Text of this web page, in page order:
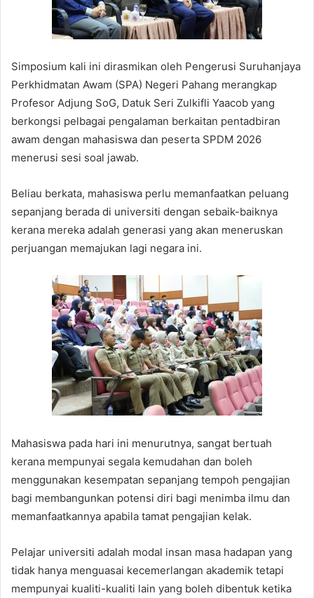
Simposium kali ini dirasmikan oleh Pengerusi Suruhanjaya
Perkhidmatan Awam (SPA) Negeri Pahang merangkap
Profesor Adjung SoG, Datuk Seri Zulkifli Yaacob yang
berkongsi pelbagai pengalaman berkaitan pentadbiran
awam dengan mahasiswa dan peserta SPDM 2026
menerusi sesi soal jawab.
Beliau berkata, mahasiswa perlu memanfaatkan peluang
sepanjang berada di universiti dengan sebaik-baiknya
kerana mereka adalah generasi yang akan meneruskan
perjuangan memajukan lagi negara ini.
Mahasiswa pada hari ini menurutnya, sangat bertuah
kerana mempunyai segala kemudahan dan boleh
menggunakan kesempatan sepanjang tempoh pengajian
bagi membangunkan potensi diri bagi menimba ilmu dan
memanfaatkannya apabila tamat pengajian kelak.
Pelajar universiti adalah modal insan masa hadapan yang
tidak hanya menguasai kecemerlangan akademik tetapi
mempunyai kualiti-kualiti lain yang boleh dibentuk ketika